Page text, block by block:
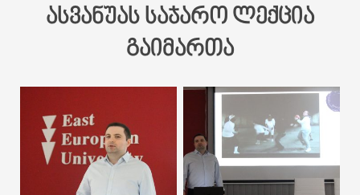
ᲡᲐᲔᲠᲗᲐᲨᲝᲠᲘᲡᲝ
ᲙᲝᲜᲢᲐᲥᲢᲘ
ასვანუას საჯარო ლექცია
გაიმართა